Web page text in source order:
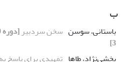
ب
باستانی، سوسن سخن سردبیر
3]
بخشی‌نژاد، طاها تمهیدی برای پاسخ